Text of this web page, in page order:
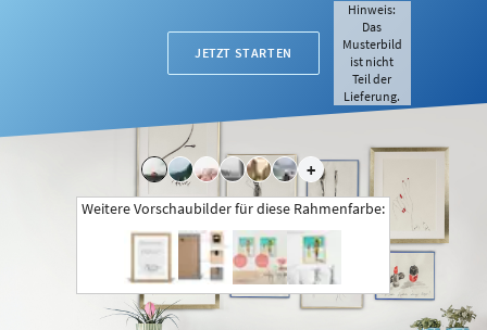
JETZT STARTEN
+
Hinweis:
Das
Musterbild
ist nicht
Teil der
Lieferung.
Weitere Vorschaubilder für diese Rahmenfarbe: